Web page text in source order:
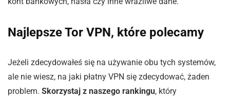
Najlepsze Tor VPN, które polecamy
Jeżeli zdecydowałeś się na używanie obu tych systemów,
ale nie wiesz, na jaki płatny VPN się zdecydować, żaden
problem. Skorzystaj z naszego rankingu, który